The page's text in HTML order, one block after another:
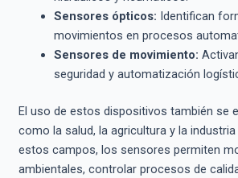
Sensores ópticos: Identifican
movimientos en procesos
Sensores de movimiento:
seguridad y automatización
El uso de estos dispositivos también se
como la salud, la agricultura y la industria
estos campos, los sensores permiten
ambientales, controlar procesos de